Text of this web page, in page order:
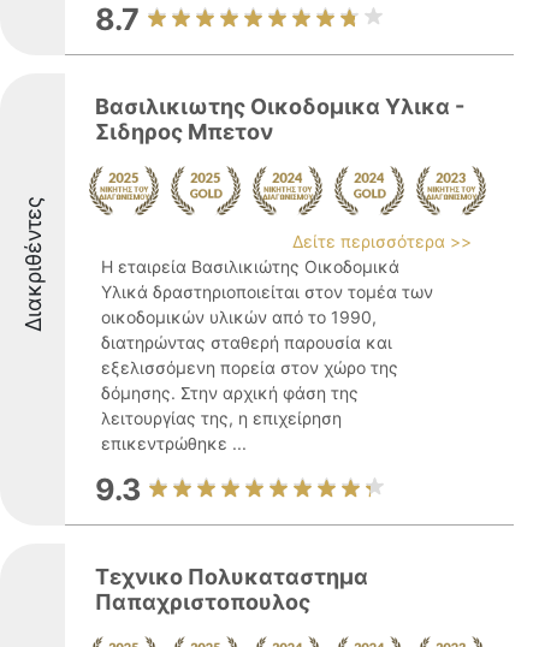
8.7
Διακριθέντες
Βασιλικιωτης Οικοδομικα Υλικα -
Σιδηρος Μπετον
Δείτε περισσότερα >>
Η εταιρεία Βασιλικιώτης Οικοδομικά
Υλικά δραστηριοποιείται στον τομέα των
οικοδομικών υλικών από το 1990,
διατηρώντας σταθερή παρουσία και
εξελισσόμενη πορεία στον χώρο της
δόμησης. Στην αρχική φάση της
λειτουργίας της, η επιχείρηση
επικεντρώθηκε ...
9.3
Τεχνικο Πολυκαταστημα
Παπαχριστοπουλος